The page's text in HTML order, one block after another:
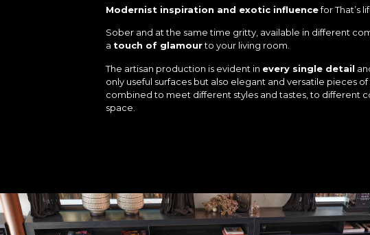
Modernist inspiration and exotic influencefor That’s
Sober and at the same time gritty, available in different
a touch of glamourto your living room.
The artisan production is evident in every single detail
only useful surfaces but also elegant and versatile pieces
combined to meet different styles and tastes, to different
space.